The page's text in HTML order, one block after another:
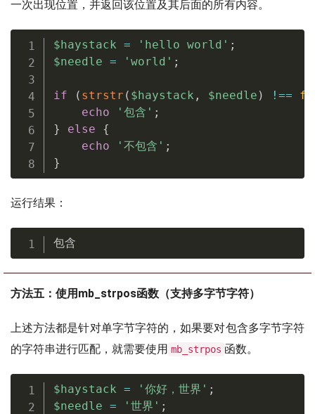
一次出现位置，并返回该位置及其后面的所有内容。
$haystack = 'hello world' ;
$needle = 'world' ;
if ( strstr ( $haystack , $needle ) !==
echo
'包含' ;
}
else
{
echo
'不包含' ;
}
运行结果：
包含
方法五：使用mb_strpos函数（支持多字节字符）
上述方法都是针对单字节字符的，如果要对包含多字节字符
的字符串进行匹配，就需要使用 mb_strpos 函数。
$haystack = '你好，世界' ;
$needle = '世界' ;